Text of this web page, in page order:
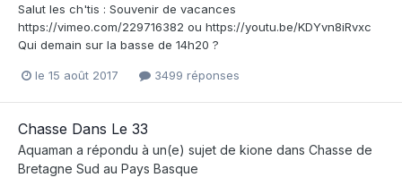
Salut les ch'tis : Souvenir de vacances
https://vimeo.com/229716382 ou https://youtu.be/KDYvn8iRvxc
Qui demain sur la basse de 14h20 ?
le 15 août 2017 3499 réponses
Chasse Dans Le 33
Aquaman a répondu à un(e) sujet de kione dans Chasse de
Bretagne Sud au Pays Basque